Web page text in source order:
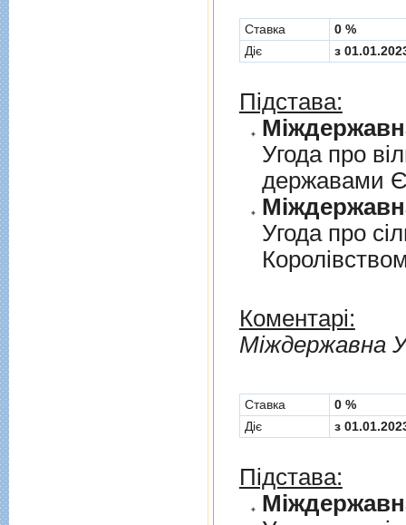
Cтавка
0 %
Діє
з
Підстава:
Угода про
державами
Угода про
Коментарі:
Мiждержавна
Cтавка
0 %
Діє
з
Підстава: